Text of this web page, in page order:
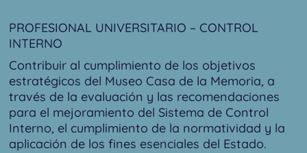
PROFESIONAL UNIVERSITARIO – CONTROL
INTERNO
Contribuir al cumplimiento de los objetivos
estratégicos del Museo Casa de la Memoria, a
través de la evaluación y las recomendaciones
para el mejoramiento del Sistema de Control
Interno, el cumplimiento de la normatividad y la
aplicación de los fines esenciales del Estado.